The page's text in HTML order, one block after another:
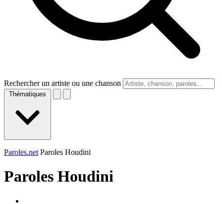
Rechercher un artiste ou une chanson
Thématiques
Paroles.net Paroles Houdini
Paroles Houdini